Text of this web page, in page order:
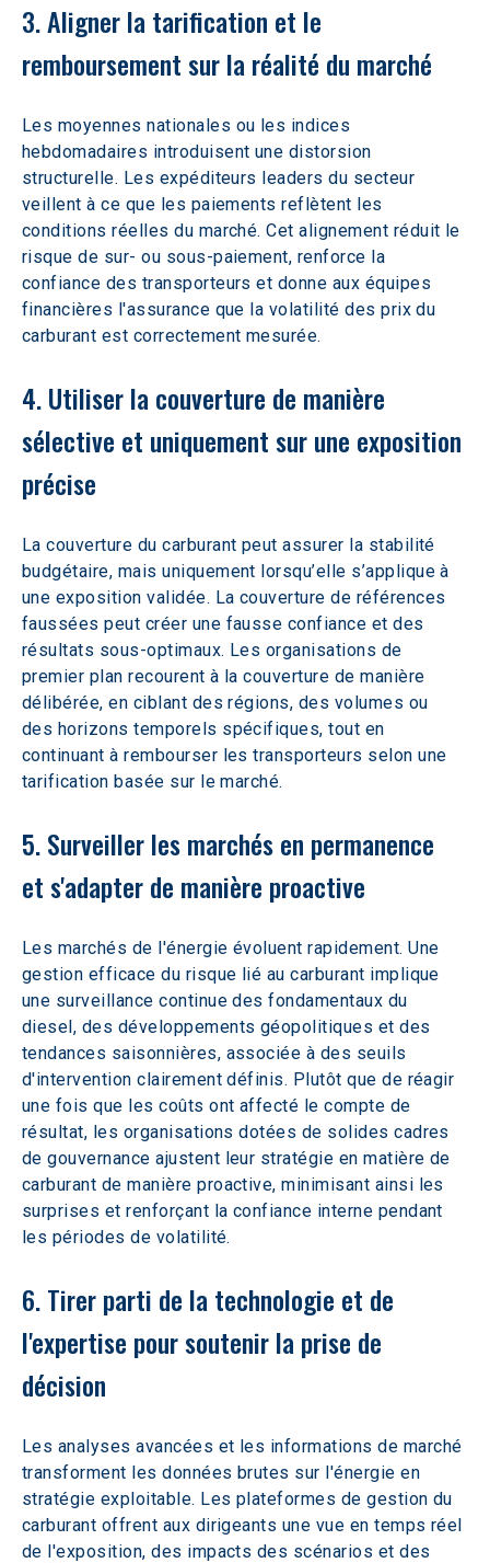
3. Aligner la tarification et le
remboursement sur la réalité du marché
Les moyennes nationales ou les indices
hebdomadaires introduisent une distorsion
structurelle. Les expéditeurs leaders du secteur
veillent à ce que les paiements reflètent les
conditions réelles du marché. Cet alignement réduit le
risque de sur- ou sous-paiement, renforce la
confiance des transporteurs et donne aux équipes
financières l'assurance que la volatilité des prix du
carburant est correctement mesurée.
4. Utiliser la couverture de manière
sélective et uniquement sur une exposition
précise
La couverture du carburant peut assurer la stabilité
budgétaire, mais uniquement lorsqu’elle s’applique à
une exposition validée. La couverture de références
faussées peut créer une fausse confiance et des
résultats sous-optimaux. Les organisations de
premier plan recourent à la couverture de manière
délibérée, en ciblant des régions, des volumes ou
des horizons temporels spécifiques, tout en
continuant à rembourser les transporteurs selon une
tarification basée sur le marché.
5. Surveiller les marchés en permanence
et s'adapter de manière proactive
Les marchés de l'énergie évoluent rapidement. Une
gestion efficace du risque lié au carburant implique
une surveillance continue des fondamentaux du
diesel, des développements géopolitiques et des
tendances saisonnières, associée à des seuils
d'intervention clairement définis. Plutôt que de réagir
une fois que les coûts ont affecté le compte de
résultat, les organisations dotées de solides cadres
de gouvernance ajustent leur stratégie en matière de
carburant de manière proactive, minimisant ainsi les
surprises et renforçant la confiance interne pendant
les périodes de volatilité.
6. Tirer parti de la technologie et de
l'expertise pour soutenir la prise de
décision
Les analyses avancées et les informations de marché
transforment les données brutes sur l'énergie en
stratégie exploitable. Les plateformes de gestion du
carburant offrent aux dirigeants une vue en temps réel
de l'exposition, des impacts des scénarios et des